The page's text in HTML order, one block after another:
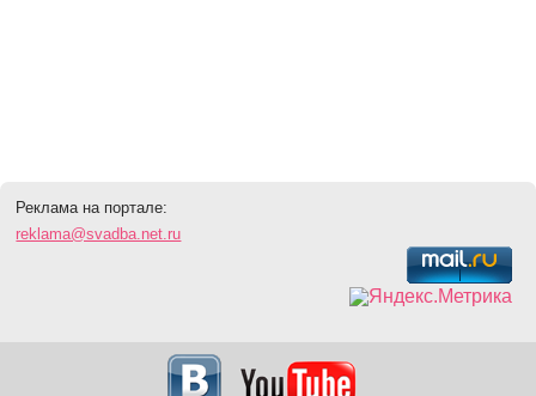
Реклама на портале:
reklama@svadba.net.ru